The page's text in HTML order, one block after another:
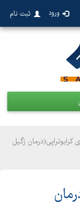
ورود ثبت نام
زگیل